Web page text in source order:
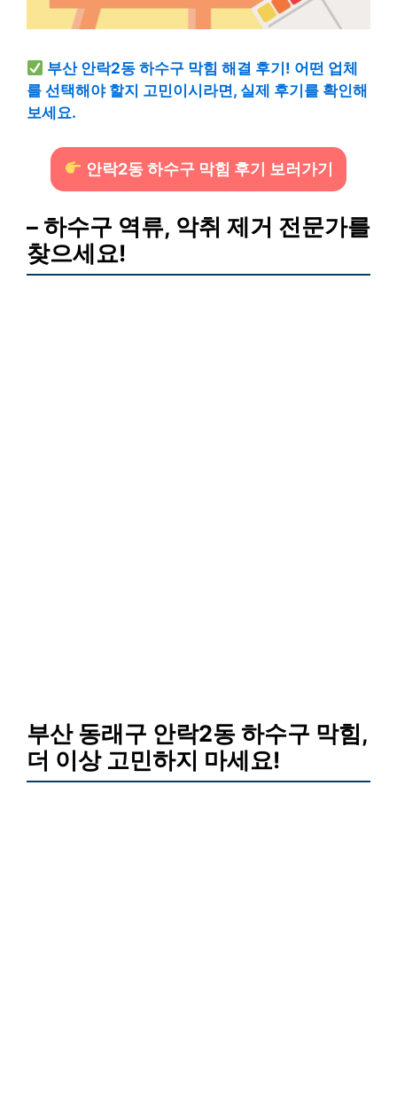
부산 안락2동 하수구 막힘 해결 후기! 어떤 업체
를 선택해야 할지 고민이시라면, 실제 후기를 확인해
보세요.
안락2동 하수구 막힘 후기 보러가기
– 하수구 역류, 악취 제거 전문가를
찾으세요!
부산 동래구 안락2동 하수구 막힘,
더 이상 고민하지 마세요!